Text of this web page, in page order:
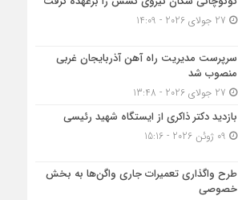
سرپرست مدیریت راه آهن آذربایجان غربی
منصوب شد
بازدید دکتر ذاکری از ایستگاه شهید رئیسی
طرح واگذاری تعمیرات جاری واگن‌ها به بخش
خصوصی